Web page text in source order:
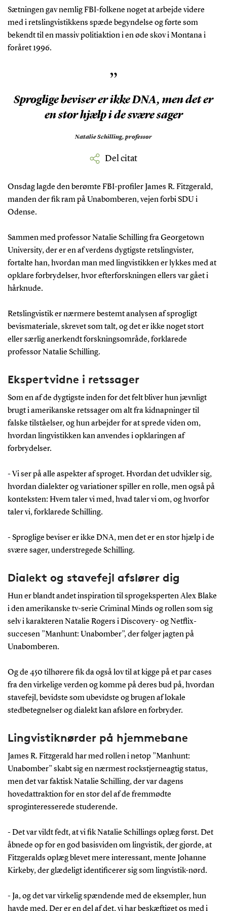
Sætningen gav nemlig FBI-folkene noget at arbejde videre
med i retslingvistikkens spæde begyndelse og førte som
bekendt til en massiv politiaktion i en øde skov i Montana i
foråret 1996.
”
Sproglige beviser er ikke DNA, men det er
en stor hjælp i de svære sager
Natalie Schilling, professor
Del citat
Onsdag lagde den berømte FBI-profiler James R. Fitzgerald,
manden der fik ram på Unabomberen, vejen forbi SDU i
Odense.
Sammen med professor Natalie Schilling fra Georgetown
University, der er en af verdens dygtigste retslingvister,
fortalte han, hvordan man med lingvistikken er lykkes med at
opklare forbrydelser, hvor efterforskningen ellers var gået i
hårknude.
Retslingvistik er nærmere bestemt analysen af sprogligt
bevismateriale, skrevet som talt, og det er ikke noget stort
eller særlig anerkendt forskningsområde, forklarede
professor Natalie Schilling.
Ekspertvidne i retssager
Som en af de dygtigste inden for det felt bliver hun jævnligt
brugt i amerikanske retssager om alt fra kidnapninger til
falske tilståelser, og hun arbejder for at sprede viden om,
hvordan lingvistikken kan anvendes i opklaringen af
forbrydelser.
- Vi ser på alle aspekter af sproget. Hvordan det udvikler sig,
hvordan dialekter og variationer spiller en rolle, men også på
konteksten: Hvem taler vi med, hvad taler vi om, og hvorfor
taler vi, forklarede Schilling.
- Sproglige beviser er ikke DNA, men det er en stor hjælp i de
svære sager, understregede Schilling.
Dialekt og stavefejl afslører dig
Hun er blandt andet inspiration til sprogeksperten Alex Blake
i den amerikanske tv-serie Criminal Minds og rollen som sig
selv i karakteren Natalie Rogers i Discovery- og Netflix-
succesen ”Manhunt: Unabomber”, der følger jagten på
Unabomberen.
Og de 450 tilhørere fik da også lov til at kigge på et par cases
fra den virkelige verden og komme på deres bud på, hvordan
stavefejl, bevidste som ubevidste og brugen af lokale
stedbetegnelser og dialekt kan afsløre en forbryder.
Lingvistiknørder på hjemmebane
James R. Fitzgerald har med rollen i netop ”Manhunt:
Unabomber” skabt sig en nærmest rockstjerneagtig status,
men det var faktisk Natalie Schilling, der var dagens
hovedattraktion for en stor del af de fremmødte
sproginteresserede studerende.
- Det var vildt fedt, at vi fik Natalie Schillings oplæg først. Det
åbnede op for en god basisviden om lingvistik, der gjorde, at
Fitzgeralds oplæg blevet mere interessant, mente Johanne
Kirkeby, der glædeligt identificerer sig som lingvistik-nørd.
- Ja, og det var virkelig spændende med de eksempler, hun
havde med. Der er en del af det, vi har beskæftiget os med i